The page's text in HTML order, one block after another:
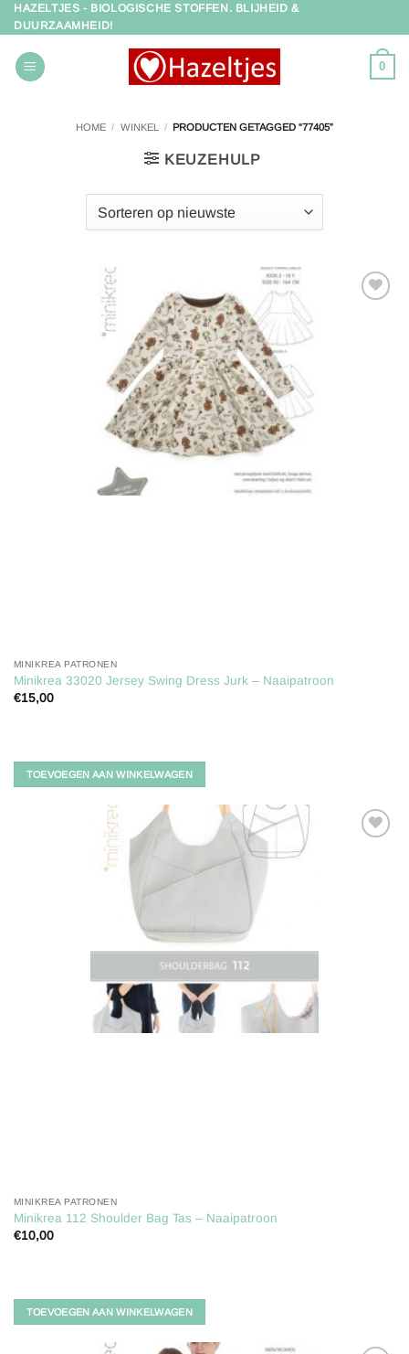
Ga
naar
inhoud
HAZELTJES - BIOLOGISCHE STOFFEN. BLIJHEID &
DUURZAAMHEID!
0
HOME / WINKEL / PRODUCTEN GETAGGED “77405”
KEUZEHULP
MINIKREA PATRONEN
Minikrea 33020 Jersey Swing Dress Jurk – Naaipatroon
€15,00
TOEVOEGEN AAN WINKELWAGEN
MINIKREA PATRONEN
Minikrea 112 Shoulder Bag Tas – Naaipatroon
€10,00
TOEVOEGEN AAN WINKELWAGEN